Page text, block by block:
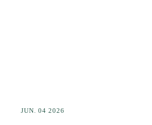
JUN. 04 2026